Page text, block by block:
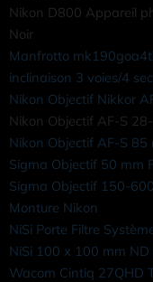
Nikon D800 Appareil
Noir
Manfrotto
inclinaison 3 voies/4
Nikon Objectif Nikkor
Nikon Objectif AF-S
Nikon Objectif AF-S 85
Sigma Objectif 50 mm
Sigma Objectif 150-
Monture Nikon
NiSi Porte Filtre
NiSi 100 x 100 mm
Wacom Cintiq 27QHD